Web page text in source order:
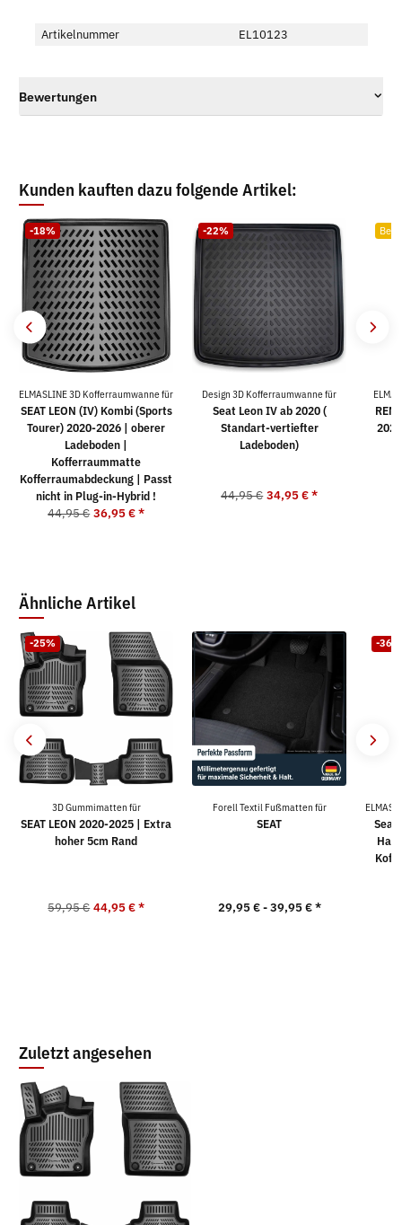
Artikelnummer EL10123
Bewertungen
Kunden kauften dazu folgende Artikel:
-18%
ELMASLINE 3D Kofferraumwanne für
SEAT LEON (IV) Kombi (Sports
Tourer) 2020-2026 | oberer
Ladeboden |
Kofferraummatte
Kofferraumabdeckung | Passt
nicht in Plug-in-Hybrid !
44,95 € 36,95 €*
-22%
Design 3D Kofferraumwanne für
Seat Leon IV ab 2020 (
Standart-vertiefter
Ladeboden)
44,95 € 34,95 €*
Ähnliche Artikel
-25%
3D Gummimatten für
SEAT LEON 2020-2025 | Extra
hoher 5cm Rand
59,95 € 44,95 €*
Forell Textil Fußmatten für
SEAT
29,95 € -39,95 €*
-36%
Seat
Zuletzt angesehen